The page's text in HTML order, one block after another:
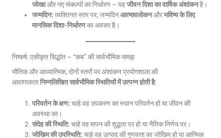
जोखाऔर नए संकल्पों का निर्धारण – यहजीवन दिशा का वार्षिक अंशांकनहै।
जन्मदिन: व्यक्तिगत स्तर पर, जन्मदिनआत्मावलोकनऔरभविष्य के लिए
मानसिक दिशा-निर्धारणका अवसर है।
निष्कर्ष: एकीकृत सिद्धांत – “कब” की सार्वभौमिक समझ
भौतिक और आध्यात्मिक, दोनों स्तरों पर अंशांकन प्रयोगशाला की
आवश्यकतानिम्नलिखित सार्वभौमिक स्थितियों में उत्पन्न होती है:
परिवर्तन के क्षण: चाहे वह उपकरण का स्थान परिवर्तन हो या जीवन की
अवस्था का।
संदेह की स्थिति: चाहे वह मापन की शुद्धता पर हो या नैतिक निर्णय पर।
जोखिम की उपस्थिति: चाहे वह उत्पाद की गुणवत्ता का जोखिम हो या आत्मिक